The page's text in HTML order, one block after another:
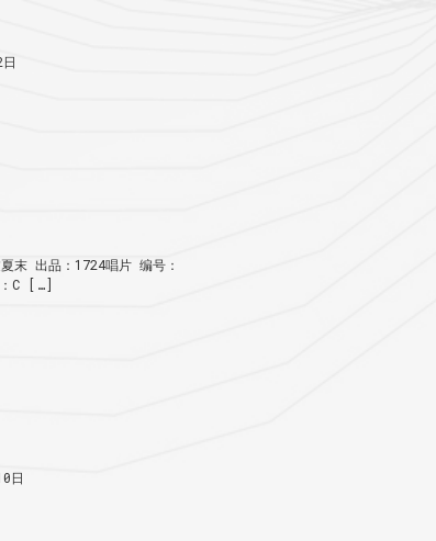
末 出品：1724唱片 编号：
：C […]
日